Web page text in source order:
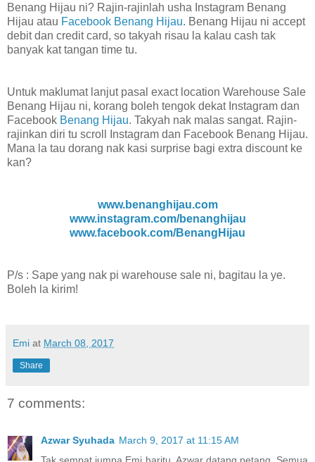
Benang Hijau ni? Rajin-rajinlah usha Instagram Benang
Hijau atau Facebook Benang Hijau. Benang Hijau ni accept
debit dan credit card, so takyah risau la kalau cash tak
banyak kat tangan time tu.
Untuk maklumat lanjut pasal exact location Warehouse Sale
Benang Hijau ni, korang boleh tengok dekat Instagram dan
Facebook Benang Hijau. Takyah nak malas sangat. Rajin-
rajinkan diri tu scroll Instagram dan Facebook Benang Hijau.
Mana la tau dorang nak kasi surprise bagi extra discount ke
kan?
www.benanghijau.com
www.instagram.com/benanghijau
www.facebook.com/BenangHijau
P/s : Sape yang nak pi warehouse sale ni, bagitau la ye.
Boleh la kirim!
Emi at March 08, 2017
Share
7 comments:
Azwar Syuhada March 9, 2017 at 11:15 AM
Tak sempat jumpa Emi haritu, Azwar datang petang. Semua